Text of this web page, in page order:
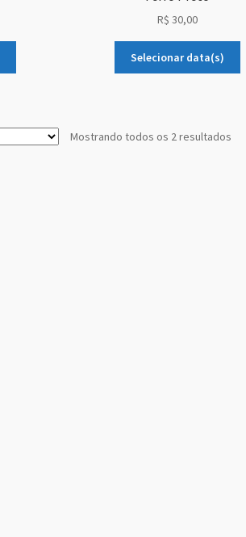
R$ 30,00
Selecionar data(s)
Mostrando todos os 2 resultados